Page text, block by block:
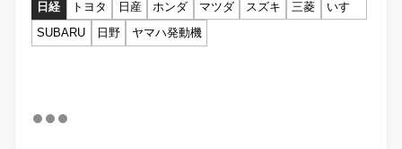
日経 トヨタ 日産 ホンダ マツダ スズキ 三菱
いすゞ
SUBARU
日野 ヤマハ発動機